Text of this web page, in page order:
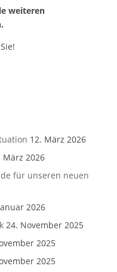
weiteren
12. März 2026
März 2026
für unseren neuen
2026
24. November 2025
2025
2025